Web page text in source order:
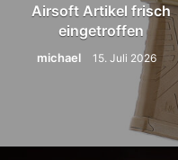
Airsoft Artikel frisch
eingetroffen
michael 15. Juli 2026